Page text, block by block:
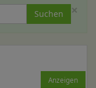
×
Suchen
Anzeigen